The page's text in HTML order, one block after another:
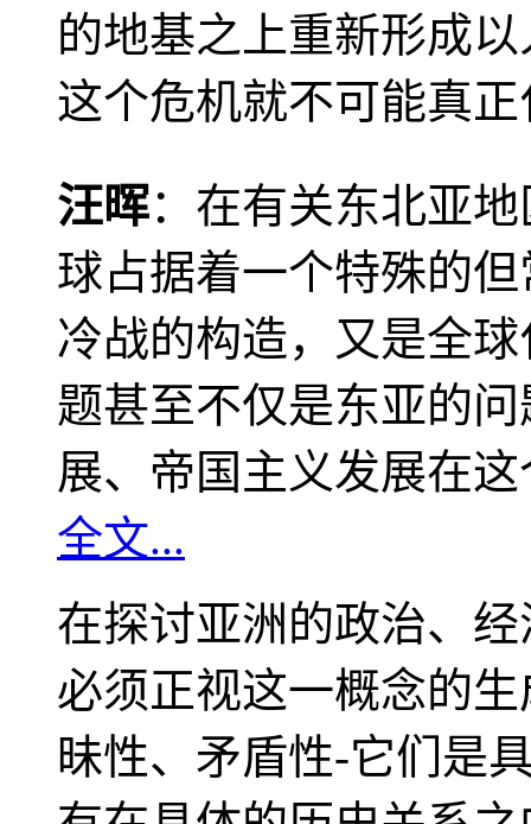
的地基之上重新形成
这个危机就不可能真
汪晖：在有关东北亚
球占据着一个特殊的
冷战的构造，又是全
题甚至不仅是东亚的
展、帝国主义发展在
全文...
在探讨亚洲的政治、
必须正视这一概念的
昧性、矛盾性-它们是